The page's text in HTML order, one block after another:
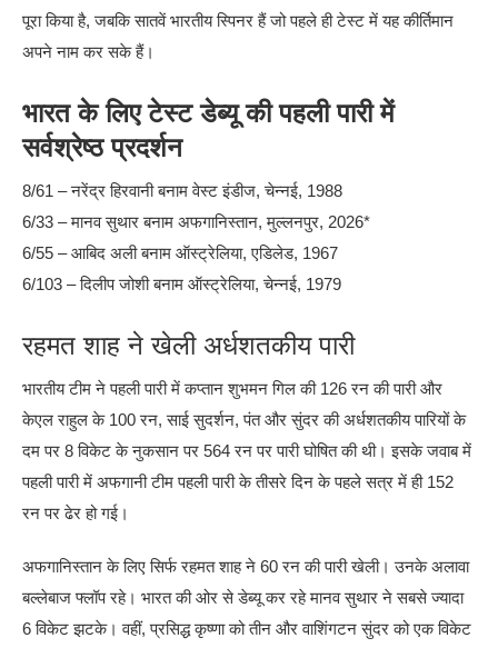
पूरा किया है, जबकि सातवें भारतीय स्पिनर हैं जो पहले ही टेस्ट में यह कीर्तिमान
अपने नाम कर सके हैं।
भारत के लिए टेस्ट डेब्यू की पहली पारी में
सर्वश्रेष्ठ प्रदर्शन
8/61 – नरेंद्र हिरवानी बनाम वेस्ट इंडीज, चेन्नई, 1988
6/33 – मानव सुथार बनाम अफगानिस्तान, मुल्लनपुर, 2026*
6/55 – आबिद अली बनाम ऑस्ट्रेलिया, एडिलेड, 1967
6/103 – दिलीप जोशी बनाम ऑस्ट्रेलिया, चेन्नई, 1979
रहमत शाह ने खेली अर्धशतकीय पारी
भारतीय टीम ने पहली पारी में कप्तान शुभमन गिल की 126 रन की पारी और
केएल राहुल के 100 रन, साई सुदर्शन, पंत और सुंदर की अर्धशतकीय पारियों के
दम पर 8 विकेट के नुकसान पर 564 रन पर पारी घोषित की थी। इसके जवाब में
पहली पारी में अफगानी टीम पहली पारी के तीसरे दिन के पहले सत्र में ही 152
रन पर ढेर हो गई।
अफगानिस्तान के लिए सिर्फ रहमत शाह ने 60 रन की पारी खेली। उनके अलावा
बल्लेबाज फ्लॉप रहे। भारत की ओर से डेब्यू कर रहे मानव सुथार ने सबसे ज्यादा
6 विकेट झटके। वहीं, प्रसिद्ध कृष्णा को तीन और वाशिंगटन सुंदर को एक विकेट